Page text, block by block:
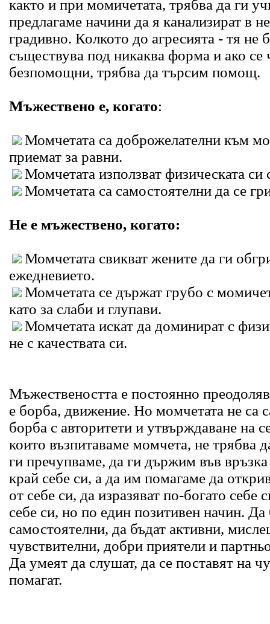
както и при момичетата, трябва да ги
предлагаме начини да я канализират в
градивно. Колкото до агресията - тя не
съществува под никаква форма и ако се
безпомощни, трябва да търсим помощ.
Мъжествено е, когато:
Момчетата са доброжелателни към
приемат за равни.
Момчетата използват физическата си
Момчетата са самостоятелни да се
Не е мъжествено, когато:
Момчетата свикват жените да ги
ежедневието.
Момчетата се държат грубо с
като за слаби и глупави.
Момчетата искат да доминират с
не с качествата си.
Мъжествеността е постоянно
е борба, движение. Но момчетата не са
борба с авторитети и утвърждаване на
които възпитаваме момчета, не трябва
ги пречупваме, да ги държим във
край себе си, а да им помагаме да
от себе си, да изразяват по-богато себе
себе си, но по един позитивен начин. Да
самостоятелни, да бъдат активни,
чувствителни, добри приятели и
Да умеят да слушат, да се поставят на
помагат.